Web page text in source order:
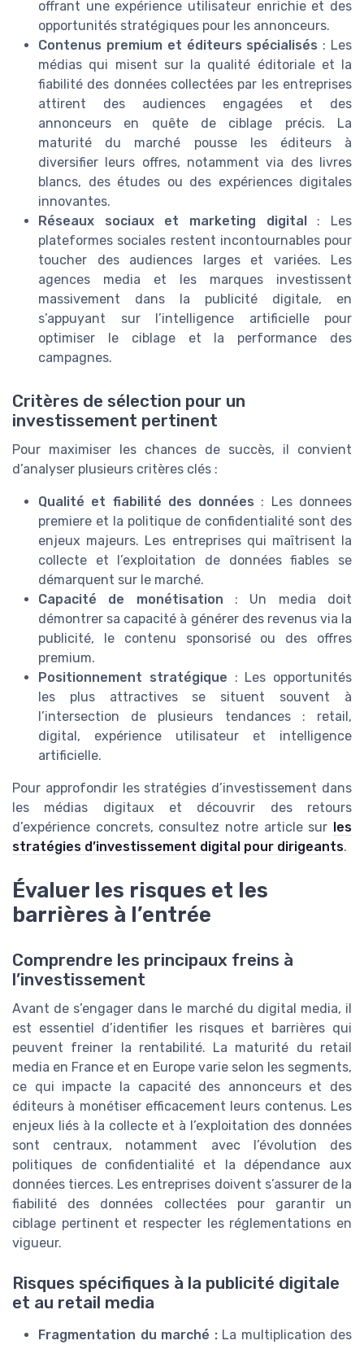
offrant une expérience utilisateur enrichie et des
opportunités stratégiques pour les annonceurs.
Contenus premium et éditeurs spécialisés : Les
médias qui misent sur la qualité éditoriale et la
fiabilité des données collectées par les entreprises
attirent des audiences engagées et des
annonceurs en quête de ciblage précis. La
maturité du marché pousse les éditeurs à
diversifier leurs offres, notamment via des livres
blancs, des études ou des expériences digitales
innovantes.
Réseaux sociaux et marketing digital: Les
plateformes sociales restent incontournables pour
toucher des audiences larges et variées. Les
agences media et les marques investissent
massivement dans la publicité digitale, en
s’appuyant sur l’intelligence artificielle pour
optimiser le ciblage et la performance des
campagnes.
Critères de sélection pour un
investissement pertinent
Pour maximiser les chances de succès, il convient
d’analyser plusieurs critères clés :
Qualité et fiabilité des données : Les donnees
premiere et la politique de confidentialité sont des
enjeux majeurs. Les entreprises qui maîtrisent la
collecte et l’exploitation de données fiables se
démarquent sur le marché.
Capacité de monétisation : Un media doit
démontrer sa capacité à générer des revenus via la
publicité, le contenu sponsorisé ou des offres
premium.
Positionnement stratégique : Les opportunités
les plus attractives se situent souvent à
l’intersection de plusieurs tendances : retail,
digital, expérience utilisateur et intelligence
artificielle.
Pour approfondir les stratégies d’investissement dans
les médias digitaux et découvrir des retours
d’expérience concrets, consultez notre article sur les
stratégies d’investissement digital pour dirigeants.
Évaluer les risques et les
barrières à l’entrée
Comprendre les principaux freins à
l’investissement
Avant de s’engager dans le marché du digital media, il
est essentiel d’identifier les risques et barrières qui
peuvent freiner la rentabilité. La maturité du retail
media en France et en Europe varie selon les segments,
ce qui impacte la capacité des annonceurs et des
éditeurs à monétiser efficacement leurs contenus. Les
enjeux liés à la collecte et à l’exploitation des données
sont centraux, notamment avec l’évolution des
politiques de confidentialité et la dépendance aux
données tierces. Les entreprises doivent s’assurer de la
fiabilité des données collectées pour garantir un
ciblage pertinent et respecter les réglementations en
vigueur.
Risques spécifiques à la publicité digitale
et au retail media
Fragmentation du marché :La multiplication des